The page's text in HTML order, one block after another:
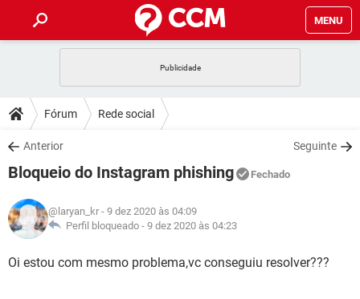
MENU
CELULAR
OUTLOOK
INSTAGRAM GMAIL
GUIA DE COMPRAS
DICAS
JOGOS
INSTAGRAM GMAIL
GUIA DE COMPRAS
DOWNLOADS
JOGOS WHATSAPP
CELULAR
OUTLOOK EXCEL
INSTAGRAM
FÓRUM
JOGOS WHATSAPP
CELULAR
OUTLOOK EXCEL
GLOSSÁRIO
JOGOS
Fórum Rede social
Anterior Seguinte
Bloqueio do Instagram phishing Fechado
@laryan_kr - 9 dez 2020 às 04:09
Perfil bloqueado - 9 dez 2020 às 04:23
Oi estou com mesmo problema,vc conseguiu resolver???